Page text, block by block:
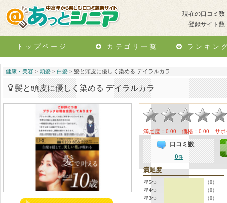
現在の口コミ数
登録サイト数
トップページ カテゴリ一覧 ランキン
健康・美容 > 頭髪 > 白髪 > 髪と頭皮に優しく染める デイラルカラ―
髪と頭皮に優しく染める デイラルカラ―
満足度：0.00｜価格：0.00｜サ
口コミ数
0件
満足度
星5つ
（0）
星4つ
（0）
星3つ
（0）